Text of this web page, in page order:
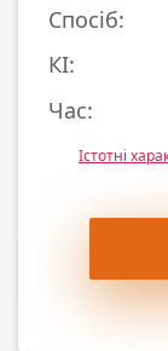
Спосіб:
КІ:
Час:
Істотні